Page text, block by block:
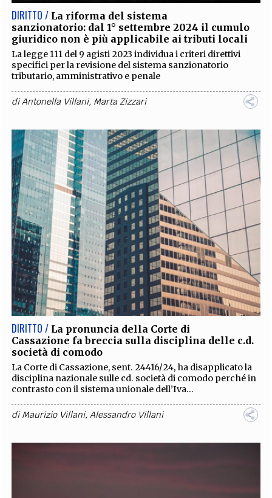
DIRITTO / La riforma del sistema
sanzionatorio: dal 1° settembre 2024 il cumulo
giuridico non è più applicabile ai tributi locali
La legge 111 del 9 agisti 2023 individua i criteri direttivi
specifici per la revisione del sistema sanzionatorio
tributario, amministrativo e penale
diAntonella Villani, Marta Zizzari
DIRITTO / La pronuncia della Corte di
Cassazione fa breccia sulla disciplina delle c.d.
società di comodo
La Corte di Cassazione, sent. 24416/24, ha disapplicato la
disciplina nazionale sulle cd. società di comodo perché in
contrasto con il sistema unionale dell’Iva...
diMaurizio Villani,Alessandro Villani